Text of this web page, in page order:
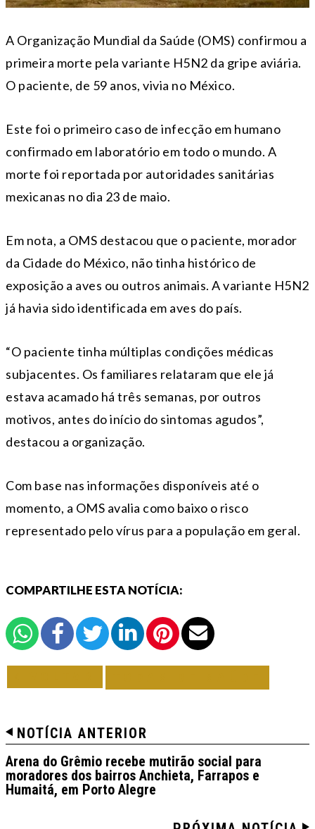
A Organização Mundial da Saúde (OMS) confirmou a
primeira morte pela variante H5N2 da gripe aviária.
O paciente, de 59 anos, vivia no México.
Este foi o primeiro caso de infecção em humano
confirmado em laboratório em todo o mundo. A
morte foi reportada por autoridades sanitárias
mexicanas no dia 23 de maio.
Em nota, a OMS destacou que o paciente, morador
da Cidade do México, não tinha histórico de
exposição a aves ou outros animais. A variante H5N2
já havia sido identificada em aves do país.
“O paciente tinha múltiplas condições médicas
subjacentes. Os familiares relataram que ele já
estava acamado há três semanas, por outros
motivos, antes do início do sintomas agudos”,
destacou a organização.
Com base nas informações disponíveis até o
momento, a OMS avalia como baixo o risco
representado pelo vírus para a população em geral.
COMPARTILHE ESTA NOTÍCIA:
NOTÍCIA ANTERIOR
Arena do Grêmio recebe mutirão social para
moradores dos bairros Anchieta, Farrapos e
Humaitá, em Porto Alegre